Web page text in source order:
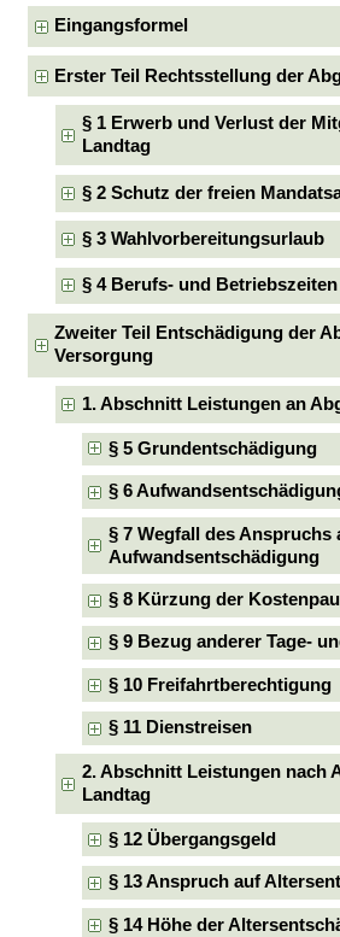
Eingangsformel
Erster Teil Rechtsstellung der
§ 1 Erwerb und Verlust der
Landtag
§ 2 Schutz der freien
§ 3 Wahlvorbereitungsurlaub
§ 4 Berufs- und Betriebszeiten
Zweiter Teil Entschädigung der
Versorgung
1. Abschnitt Leistungen an
§ 5 Grundentschädigung
§ 6
§ 7 Wegfall des Anspruchs
Aufwandsentschädigung
§ 8 Kürzung der
§ 9 Bezug anderer Tage-
§ 10 Freifahrtberechtigung
§ 11 Dienstreisen
2. Abschnitt Leistungen nach
Landtag
§ 12 Übergangsgeld
§ 13 Anspruch auf
§ 14 Höhe der